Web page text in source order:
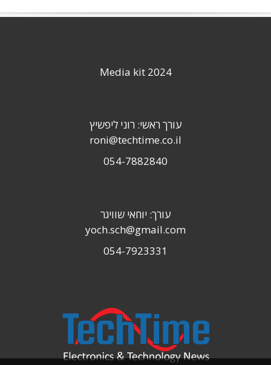
Media kit 2024
עורך ראשי: רוני ליפשיץ
roni@techtime.co.il
054-7882840
עורך: יוחאי שוויגר
yoch.sch@gmail.com
054-7923331